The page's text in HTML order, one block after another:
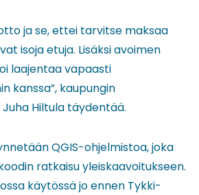
ja se, ettei tarvitse maksaa
isoja etuja. Lisäksi avoimen
laajentaa vapaasti
kanssa”, kaupungin
Hiltula täydentää.
QGIS-ohjelmistoa, joka
ratkaisu yleiskaavoitukseen.
käytössä jo ennen Tykki-